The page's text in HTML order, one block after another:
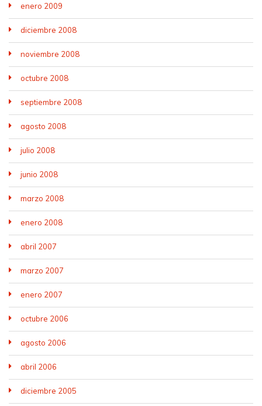
enero 2009
diciembre 2008
noviembre 2008
octubre 2008
septiembre 2008
agosto 2008
julio 2008
junio 2008
marzo 2008
enero 2008
abril 2007
marzo 2007
enero 2007
octubre 2006
agosto 2006
abril 2006
diciembre 2005